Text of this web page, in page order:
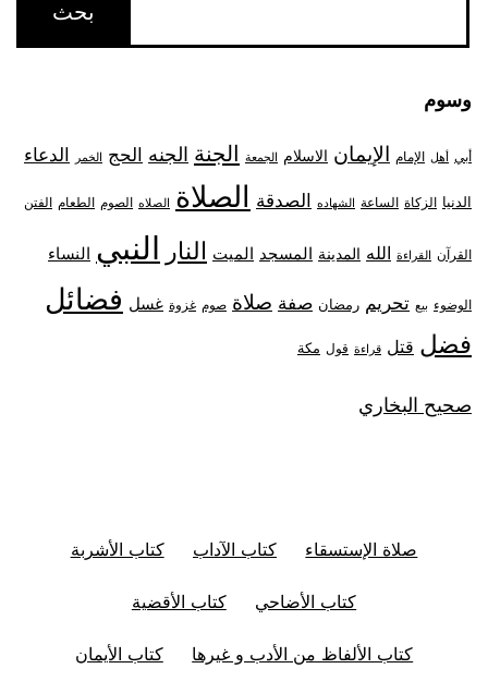
وسوم
أبي أهل الإمام الإيمان الاسلام الجمعة الجنة الجنه الحج الخمر الدعاء
الدنيا الزكاة الساعة الشهاده الصدقة الصلاة الصلاه الصوم الطعام الفتن
القرآن القراءة الله المدينة المسجد الميت النار النبي النساء
الوضوء بيع تحريم رمضان صفة صلاة صوم غزوة غسل فضائل
فضل قتل قراءة قول مكة
صحيح البخاري
صلاة الإستسقاء كتاب الآداب كتاب الأشربة
كتاب الأضاحي كتاب الأقضية
كتاب الألفاظ من الأدب و غيرها كتاب الأيمان